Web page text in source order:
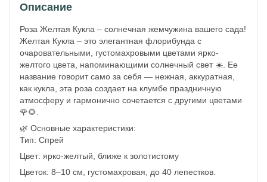
Описание
Роза Желтая Кукла – солнечная жемчужина вашего сада!
Желтая Кукла – это элегантная флорибунда с
очаровательными, густомахровыми цветами ярко-
желтого цвета, напоминающими солнечный свет ☀️. Ее
название говорит само за себя — нежная, аккуратная,
как кукла, эта роза создает на клумбе праздничную
атмосферу и гармонично сочетается с другими цветами
🌹🌻.
🌿 Основные характеристики:
Тип: Спрей
Цвет: ярко-желтый, ближе к золотистому
Цветок: 8–10 см, густомахровая, до 40 лепестков.